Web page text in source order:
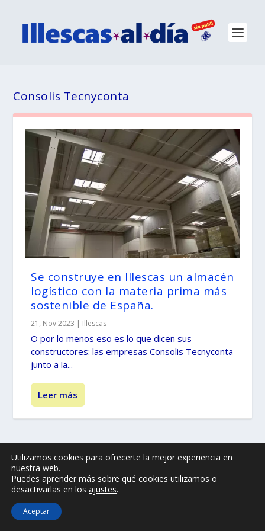
Consolis Tecnyconta
Se construye en Illescas un almacén
logístico con la materia prima más
sostenible de España.
21, Nov 2023 | Illescas
O por lo menos eso es lo que dicen sus
constructores: las empresas Consolis Tecnyconta
junto a la...
Leer más
© -by illescasaldia-Team - 2013 - 2025
Política de privacidad
Política de cookies
Más información sobre las cookies
Utilizamos cookies para ofrecerte la mejor experiencia en
nuestra web.
Puedes aprender más sobre qué cookies utilizamos o
desactivarlas en los ajustes.
Aceptar